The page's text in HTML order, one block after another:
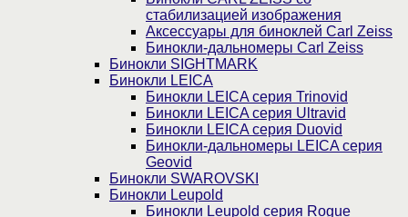
стабилизацией изображения
Аксессуары для биноклей Carl Zeiss
Бинокли-дальномеры Carl Zeiss
Бинокли SIGHTMARK
Бинокли LEICA
Бинокли LEICA серия Trinovid
Бинокли LEICA серия Ultravid
Бинокли LEICA серия Duovid
Бинокли-дальномеры LEICA серия
Geovid
Бинокли SWAROVSKI
Бинокли Leupold
Бинокли Leupold серия Rogue